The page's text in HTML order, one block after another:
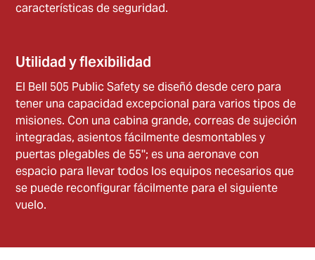
características de seguridad.
Utilidad y flexibilidad
El Bell 505 Public Safety se diseñó desde cero para
tener una capacidad excepcional para varios tipos de
misiones. Con una cabina grande, correas de sujeción
integradas, asientos fácilmente desmontables y
puertas plegables de 55''; es una aeronave con
espacio para llevar todos los equipos necesarios que
se puede reconfigurar fácilmente para el siguiente
vuelo.